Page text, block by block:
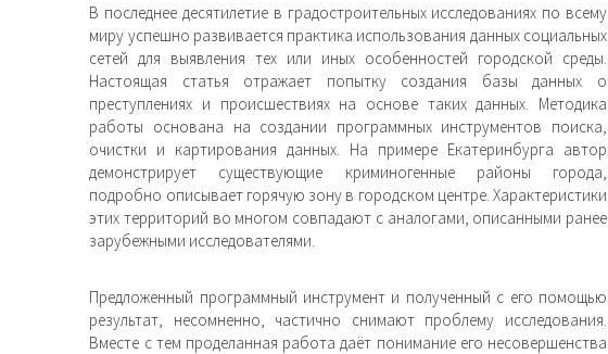
В последнее десятилетие в градостроительных исследованиях по всему
миру успешно развивается практика использования данных социальных
сетей для выявления тех или иных особенностей городской среды.
Настоящая статья отражает попытку создания базы данных о
преступлениях и происшествиях на основе таких данных. Методика
работы основана на создании программных инструментов поиска,
очистки и картирования данных. На примере Екатеринбурга автор
демонстрирует существующие криминогенные районы города,
подробно описывает горячую зону в городском центре. Характеристики
этих территорий во многом совпадают с аналогами, описанными ранее
зарубежными исследователями.
Предложенный программный инструмент и полученный с его помощью
результат, несомненно, частично снимают проблему исследования.
Вместе с тем проделанная работа даёт понимание его несовершенства